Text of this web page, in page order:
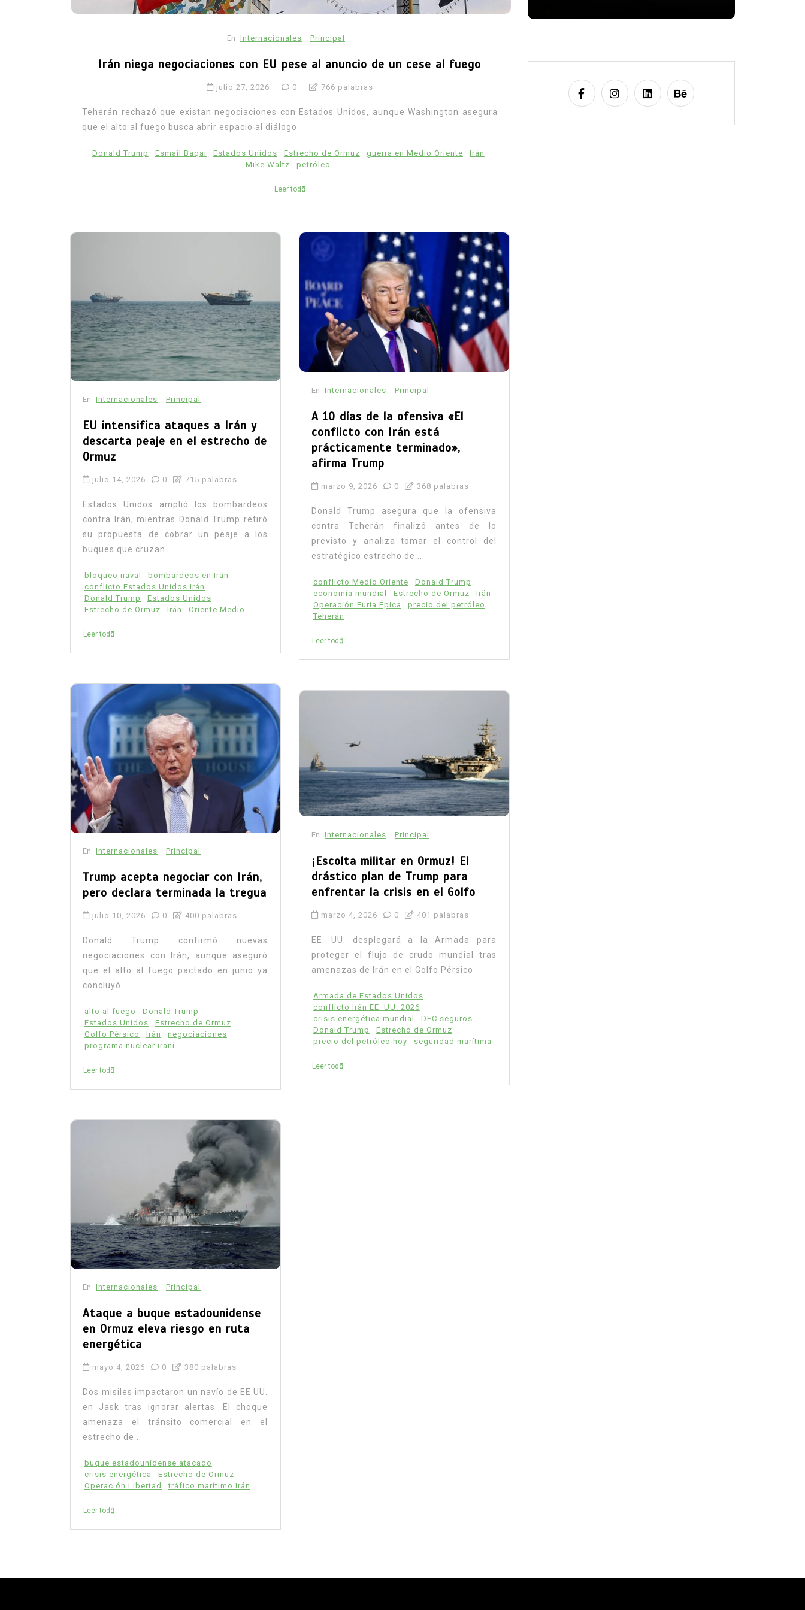
En Internacionales Principal
Irán niega negociaciones con EU pese al anuncio de un cese al fuego
julio 27, 2026 0 766 palabras
Teherán rechazó que existan negociaciones con Estados Unidos, aunque Washington asegura
que el alto al fuego busca abrir espacio al diálogo.
Donald Trump Esmail Baqai Estados Unidos Estrecho de Ormuz guerra en Medio Oriente
Irán
Mike Waltz
petróleo
Leer todo
En Internacionales Principal
EU intensifica ataques a Irán y
descarta peaje en el estrecho de
Ormuz
julio 14, 2026 0 715 palabras
Estados Unidos amplió los bombardeos
contra Irán, mientras Donald Trump retiró
su propuesta de cobrar un peaje a los
buques que cruzan...
bloqueo naval
bombardeos en Irán
conflicto Estados Unidos Irán
Donald Trump
Estados Unidos
Estrecho de Ormuz
Irán Oriente Medio
Leer todo
En Internacionales Principal
Trump acepta negociar con Irán,
pero declara terminada la tregua
julio 10, 2026 0 400 palabras
Donald Trump confirmó nuevas
negociaciones con Irán, aunque aseguró
que el alto al fuego pactado en junio ya
concluyó.
alto al fuego
Donald Trump
Estados Unidos
Estrecho de Ormuz
Golfo Pérsico
Irán
negociaciones
programa nuclear iraní
Leer todo
En Internacionales Principal
Ataque a buque estadounidense
en Ormuz eleva riesgo en ruta
energética
mayo 4, 2026 0 380 palabras
Dos misiles impactaron un navío de EE.UU.
en Jask tras ignorar alertas. El choque
amenaza el tránsito comercial en el
estrecho de...
buque estadounidense atacado
crisis energética
Estrecho de Ormuz
Operación Libertad
tráfico marítimo Irán
Leer todo
En Internacionales Principal
A 10 días de la ofensiva «El
conflicto con Irán está
prácticamente terminado»,
afirma Trump
marzo 9, 2026 0 368 palabras
Donald Trump asegura que la ofensiva
contra Teherán finalizó antes de lo
previsto y analiza tomar el control del
estratégico estrecho de...
conflicto Medio Oriente
Donald Trump
economía mundial
Estrecho de Ormuz
Irán
Operación Furia Épica
precio del petróleo
Teherán
Leer todo
En Internacionales Principal
¡Escolta militar en Ormuz! El
drástico plan de Trump para
enfrentar la crisis en el Golfo
marzo 4, 2026 0 401 palabras
EE. UU. desplegará a la Armada para
proteger el flujo de crudo mundial tras
amenazas de Irán en el Golfo Pérsico.
Armada de Estados Unidos
conflicto Irán EE. UU. 2026
crisis energética mundial
DFC seguros
Donald Trump
Estrecho de Ormuz
precio del petróleo hoy
seguridad marítima
Leer todo